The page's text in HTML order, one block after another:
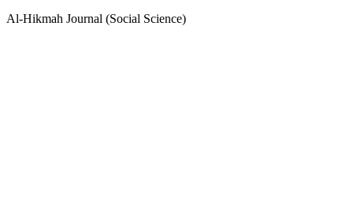
Al-Hikmah Journal (Social Science)